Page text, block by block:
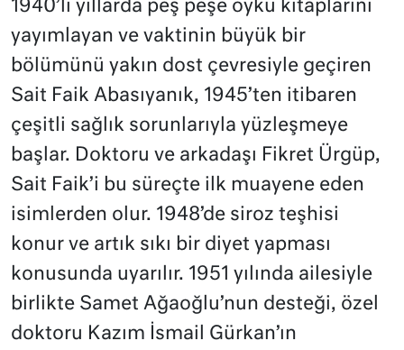
1940’lı yıllarda peş peşe öykü kitaplarını
yayımlayan ve vaktinin büyük bir
bölümünü yakın dost çevresiyle geçiren
Sait Faik Abasıyanık, 1945’ten itibaren
çeşitli sağlık sorunlarıyla yüzleşmeye
başlar. Doktoru ve arkadaşı Fikret Ürgüp,
Sait Faik’i bu süreçte ilk muayene eden
isimlerden olur. 1948’de siroz teşhisi
konur ve artık sıkı bir diyet yapması
konusunda uyarılır. 1951 yılında ailesiyle
birlikte Samet Ağaoğlu’nun desteği, özel
doktoru Kazım İsmail Gürkan’ın